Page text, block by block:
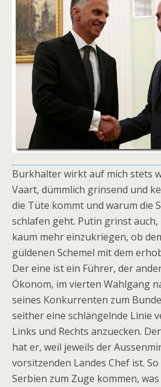
Burkhalter wirkt auf mich stets
Vaart, dümmlich grinsend und
die Tüte kommt und warum die
schlafen geht. Putin grinst
kaum mehr einzukriegen, ob
güldenen Schemel mit dem
Der eine ist ein Führer, der
Ökonom, im vierten Wahlgang
seines Konkurrenten zum
seither eine schlängelnde Linie
Links und Rechts anzuecken.
hat er, weil jeweils der
vorsitzenden Landes Chef ist.
Serbien zum Zuge kommen,